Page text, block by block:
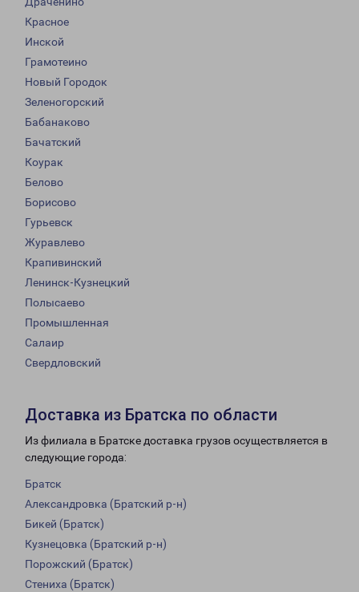
Красное
Инской
Грамотеино
Новый Городок
Зеленогорский
Бабанаково
Бачатский
Коурак
Белово
Борисово
Гурьевск
Журавлево
Крапивинский
Ленинск-Кузнецкий
Полысаево
Промышленная
Салаир
Свердловский
Доставка из Братска по области
Из филиала в Братске доставка грузов осуществляется в
следующие города:
Братск
Александровка (Братский р-н)
Бикей (Братск)
Кузнецовка (Братский р-н)
Порожский (Братск)
Стениха (Братск)